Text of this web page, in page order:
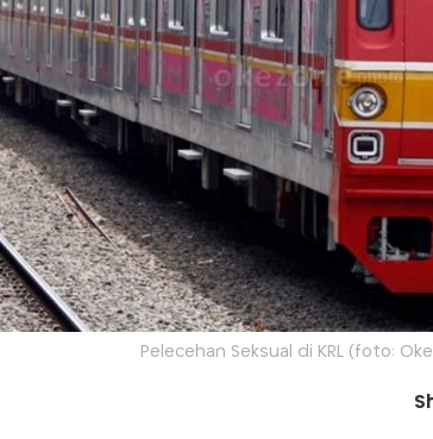
Pelecehan Seksual di KRL (foto: